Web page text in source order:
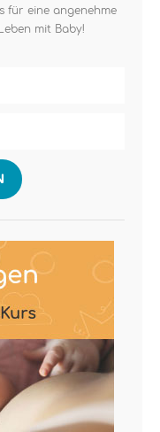
für eine angenehme
mit Baby!